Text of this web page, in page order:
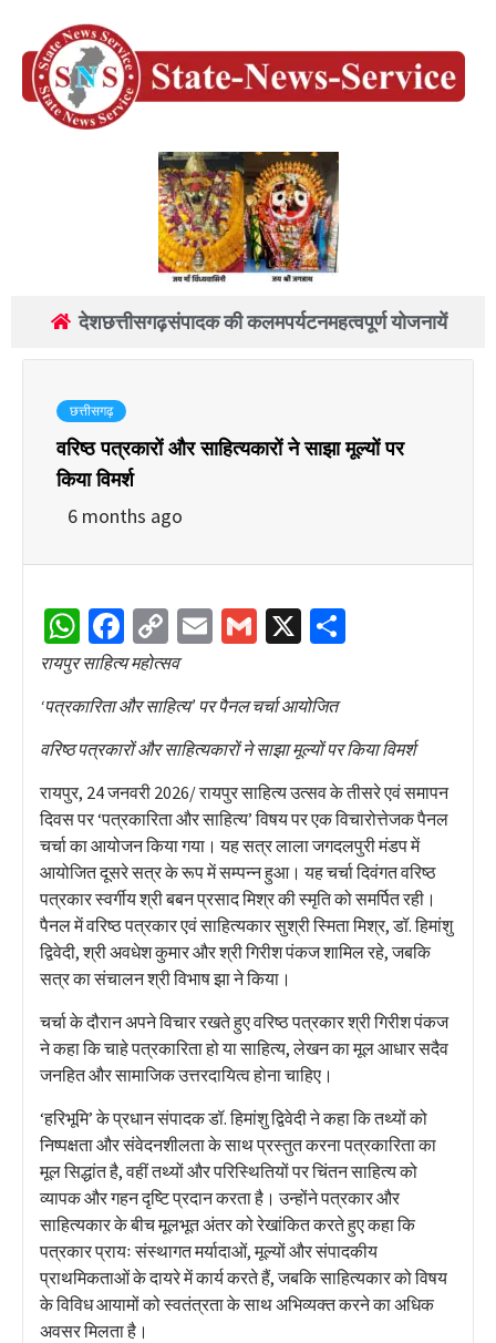
देशछत्तीसगढ़संपादक की कलमपर्यटनमहत्वपूर्ण योजनायें
छत्तीसगढ़
वरिष्ठ पत्रकारों और साहित्यकारों ने साझा मूल्यों पर
किया विमर्श
6 months ago
WhatsApp
Facebook
Copy
Link
EmailGmail
X
रायपुर साहित्य महोत्सव
‘पत्रकारिता और साहित्य’ पर पैनल चर्चा आयोजित
वरिष्ठ पत्रकारों और साहित्यकारों ने साझा मूल्यों पर किया विमर्श
रायपुर, 24 जनवरी 2026/ रायपुर साहित्य उत्सव के तीसरे एवं समापन
दिवस पर ‘पत्रकारिता और साहित्य’ विषय पर एक विचारोत्तेजक पैनल
चर्चा का आयोजन किया गया। यह सत्र लाला जगदलपुरी मंडप में
आयोजित दूसरे सत्र के रूप में सम्पन्न हुआ। यह चर्चा दिवंगत वरिष्ठ
पत्रकार स्वर्गीय श्री बबन प्रसाद मिश्र की स्मृति को समर्पित रही।
पैनल में वरिष्ठ पत्रकार एवं साहित्यकार सुश्री स्मिता मिश्र, डॉ. हिमांशु
द्विवेदी, श्री अवधेश कुमार और श्री गिरीश पंकज शामिल रहे, जबकि
सत्र का संचालन श्री विभाष झा ने किया।
चर्चा के दौरान अपने विचार रखते हुए वरिष्ठ पत्रकार श्री गिरीश पंकज
ने कहा कि चाहे पत्रकारिता हो या साहित्य, लेखन का मूल आधार सदैव
जनहित और सामाजिक उत्तरदायित्व होना चाहिए।
‘हरिभूमि’ के प्रधान संपादक डॉ. हिमांशु द्विवेदी ने कहा कि तथ्यों को
निष्पक्षता और संवेदनशीलता के साथ प्रस्तुत करना पत्रकारिता का
मूल सिद्धांत है, वहीं तथ्यों और परिस्थितियों पर चिंतन साहित्य को
व्यापक और गहन दृष्टि प्रदान करता है। उन्होंने पत्रकार और
साहित्यकार के बीच मूलभूत अंतर को रेखांकित करते हुए कहा कि
पत्रकार प्रायः संस्थागत मर्यादाओं, मूल्यों और संपादकीय
प्राथमिकताओं के दायरे में कार्य करते हैं, जबकि साहित्यकार को विषय
के विविध आयामों को स्वतंत्रता के साथ अभिव्यक्त करने का अधिक
अवसर मिलता है।